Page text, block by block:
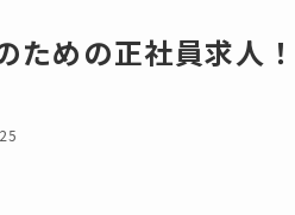
ための正社員求人